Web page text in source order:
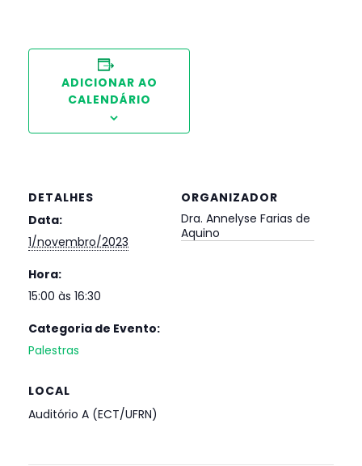
ADICIONAR AO
CALENDÁRIO
DETALHES
Data:
1/novembro/2023
Hora:
15:00 às 16:30
Categoria de Evento:
Palestras
LOCAL
Auditório A (ECT/UFRN)
ORGANIZADOR
Dra. Annelyse Farias de
Aquino